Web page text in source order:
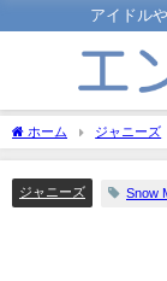
アイドル
ホーム ジャニーズ
の挨拶について紹介！
ジャニーズ Snow